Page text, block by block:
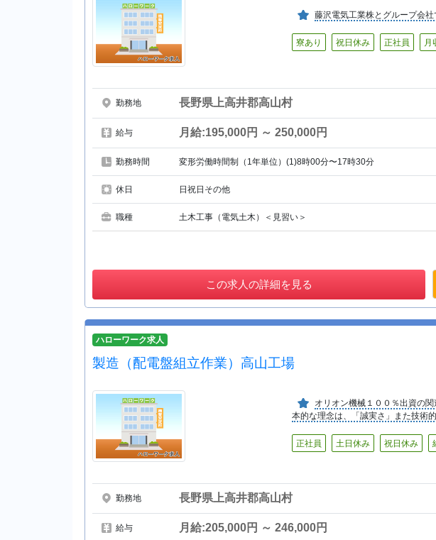
藤沢電気工業株とグループ会
寮あり 祝日休み 正社員 月
勤務地 長野県上高井郡高山村
給与 月給:195,000円 ～ 250,000円
勤務時間 変形労働時間制（1年単位）(1)8時00分〜17時30分
休日 日祝日その他
職種 土木工事（電気土木）＜見習い＞
この求人の詳細を見る
ハローワーク求人
製造（配電盤組立作業）高山工場
オリオン機械１００％出資の
本的な理念は、「誠実さ」また技術
正社員 土日休み 祝日休み
勤務地 長野県上高井郡高山村
給与 月給:205,000円 ～ 246,000円